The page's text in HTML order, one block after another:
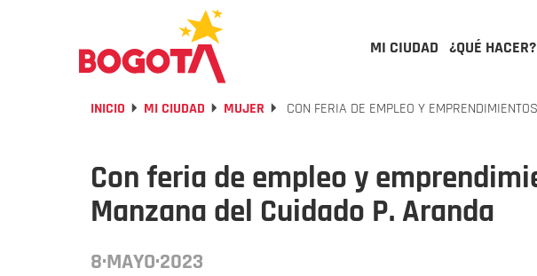
MI CIUDAD ¿QUÉ HACER?
INICIO MI CIUDAD MUJER CON FERIA DE EMPLEO Y
Con feria de empleo y
Manzana del Cuidado P. Aranda
8·MAYO·2023